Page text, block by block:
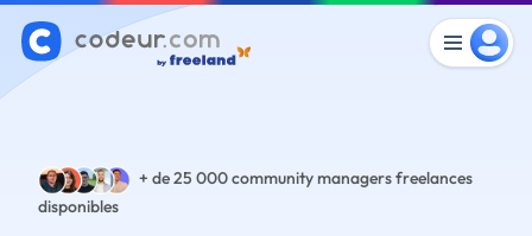
+ de 25 000community managers freelances
disponibles